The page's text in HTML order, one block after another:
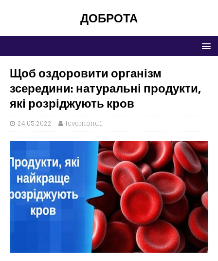
ДОБРОТА
Щоб оздоровити організм
зсередини: натуральні продукти,
які розріджують кров
24.05.2022 fcvomond1